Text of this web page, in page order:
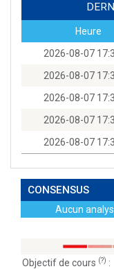
Heure
2026-08-07
2026-08-07
2026-08-07
2026-08-07
2026-08-07
CONSENSUS
Aucun
Objectif de cours (?) :